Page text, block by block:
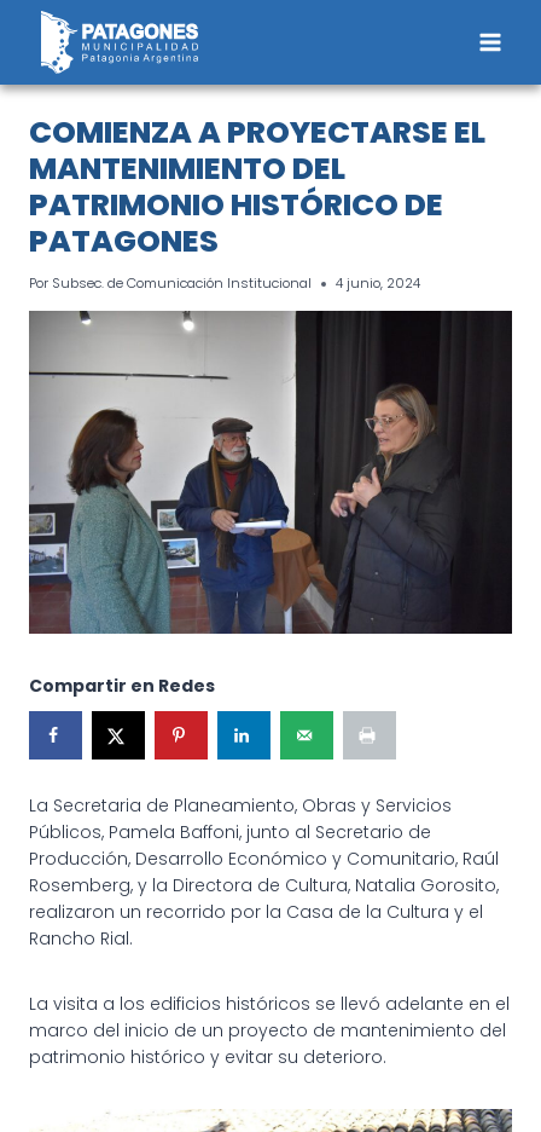
Saltar
contenido
COMIENZA A PROYECTARSE EL
MANTENIMIENTO DEL
PATRIMONIO HISTÓRICO DE
PATAGONES
Por Subsec. de Comunicación Institucional 4 junio, 2024
Compartir en Redes
La Secretaria de Planeamiento, Obras y Servicios
Públicos, Pamela Baffoni, junto al Secretario de
Producción, Desarrollo Económico y Comunitario, Raúl
Rosemberg, y la Directora de Cultura, Natalia Gorosito,
realizaron un recorrido por la Casa de la Cultura y el
Rancho Rial.
La visita a los edificios históricos se llevó adelante en el
marco del inicio de un proyecto de mantenimiento del
patrimonio histórico y evitar su deterioro.